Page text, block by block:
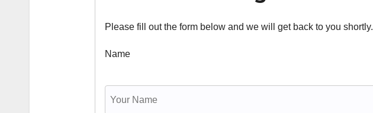
Please fill out the form below and we will get back to you shortly.
Name